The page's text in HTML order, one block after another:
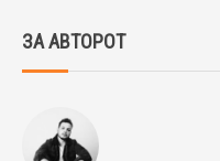
ЗА АВТОРОТ